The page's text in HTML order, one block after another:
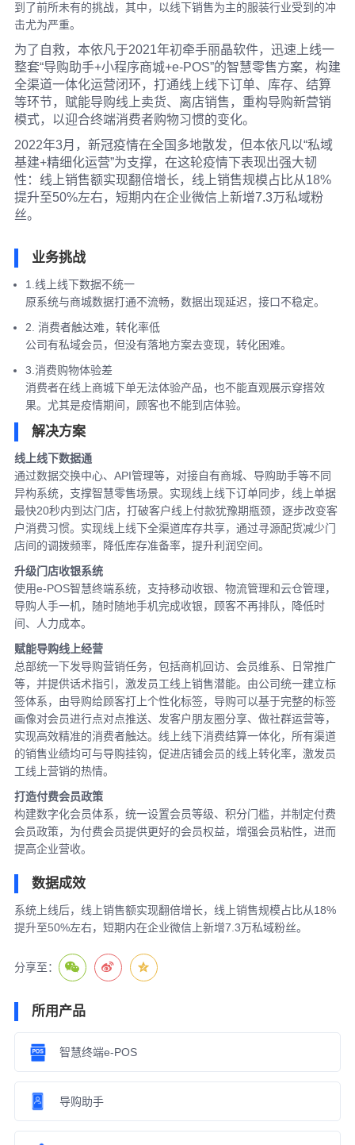
到了前所未有的挑战，其中，以线下销售为主的服装行业受到的冲
击尤为严重。
为了自救，本依凡于2021年初牵手丽晶软件，迅速上线一
整套“导购助手+小程序商城+e-POS”的智慧零售方案，构建
全渠道一体化运营闭环，打通线上线下订单、库存、结算
等环节，赋能导购线上卖货、离店销售，重构导购新营销
模式，以迎合终端消费者购物习惯的变化。
2022年3月，新冠疫情在全国多地散发，但本依凡以“私域
基建+精细化运营”为支撑，在这轮疫情下表现出强大韧
性：线上销售额实现翻倍增长，线上销售规模占比从18%
提升至50%左右，短期内在企业微信上新增7.3万私域粉
丝。
业务挑战
1.线上线下数据不统一
原系统与商城数据打通不流畅，数据出现延迟，接口不稳定。
2. 消费者触达难，转化率低
公司有私域会员，但没有落地方案去变现，转化困难。
3.消费购物体验差
消费者在线上商城下单无法体验产品，也不能直观展示穿搭效
果。尤其是疫情期间，顾客也不能到店体验。
解决方案
线上线下数据通
通过数据交换中心、API管理等，对接自有商城、导购助手等不同
异构系统，支撑智慧零售场景。实现线上线下订单同步，线上单据
最快20秒内到达门店，打破客户线上付款犹豫期瓶颈，逐步改变客
户消费习惯。实现线上线下全渠道库存共享，通过寻源配货减少门
店间的调拨频率，降低库存准备率，提升利润空间。
升级门店收银系统
使用e-POS智慧终端系统，支持移动收银、物流管理和云仓管理，
导购人手一机，随时随地手机完成收银，顾客不再排队，降低时
间、人力成本。
赋能导购线上经营
总部统一下发导购营销任务，包括商机回访、会员维系、日常推广
等，并提供话术指引，激发员工线上销售潜能。由公司统一建立标
签体系，由导购给顾客打上个性化标签，导购可以基于完整的标签
画像对会员进行点对点推送、发客户朋友圈分享、做社群运营等，
实现高效精准的消费者触达。线上线下消费结算一体化，所有渠道
的销售业绩均可与导购挂钩，促进店铺会员的线上转化率，激发员
工线上营销的热情。
打造付费会员政策
构建数字化会员体系，统一设置会员等级、积分门槛，并制定付费
会员政策，为付费会员提供更好的会员权益，增强会员粘性，进而
提高企业营收。
数据成效
系统上线后，线上销售额实现翻倍增长，线上销售规模占比从18%
提升至50%左右，短期内在企业微信上新增7.3万私域粉丝。
分享至：
所用产品
智慧终端e-POS
导购助手